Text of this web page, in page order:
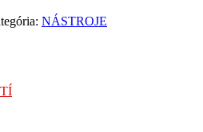
NÁSTROJE